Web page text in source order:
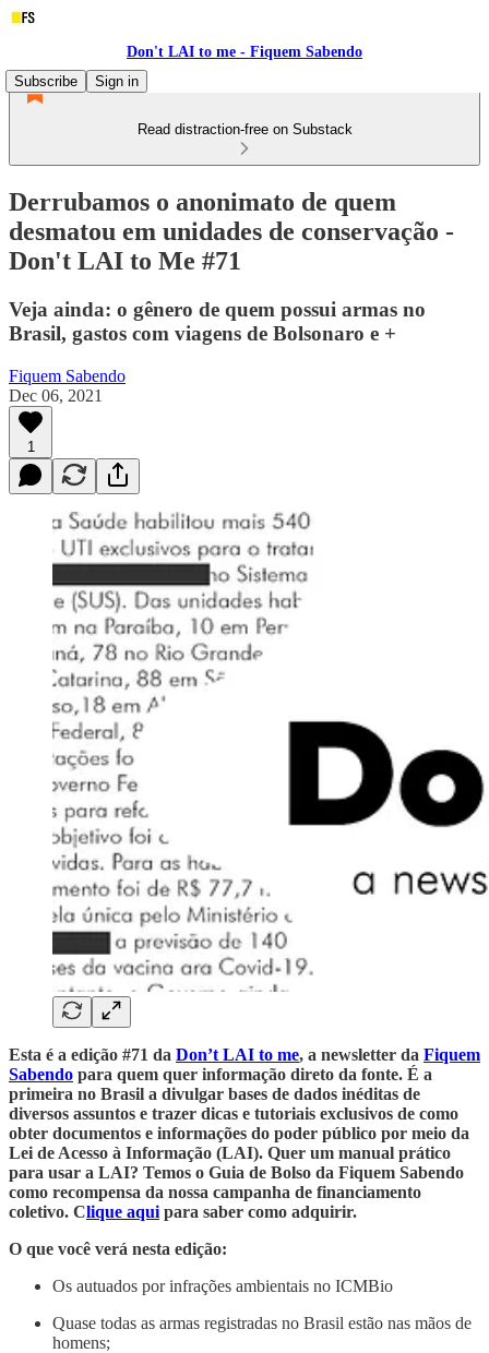
Don't LAI to me - Fiquem Sabendo
Subscribe
Sign in
Read distraction-free on Substack
Derrubamos o anonimato de quem
desmatou em unidades de conservação -
Don't LAI to Me #71
Veja ainda: o gênero de quem possui armas no
Brasil, gastos com viagens de Bolsonaro e +
Fiquem Sabendo
Dec 06, 2021
1
Esta é a edição #71 da Don’t LAI to me, a newsletter da Fiquem
Sabendo para quem quer informação direto da fonte. É a
primeira no Brasil a divulgar bases de dados inéditas de
diversos assuntos e trazer dicas e tutoriais exclusivos de como
obter documentos e informações do poder público por meio da
Lei de Acesso à Informação (LAI). Quer um manual prático
para usar a LAI? Temos o Guia de Bolso da Fiquem Sabendo
como recompensa da nossa campanha de financiamento
coletivo. Clique aqui para saber como adquirir.
O que você verá nesta edição:
Os autuados por infrações ambientais no ICMBio
Quase todas as armas registradas no Brasil estão nas mãos de
homens;